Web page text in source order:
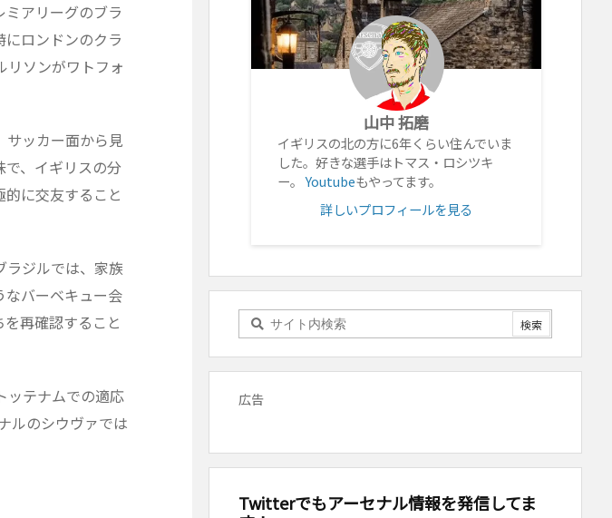
ミアリーグのブラ
ロンドンのクラ
リソンがワトフォ
サッカー面から見
、イギリスの分
に交友すること
ラジルでは、家族
なバーベキュー会
再確認すること
ッテナムでの適応
ルのシウヴァでは
山中 拓磨
イギリスの北の方に6年くらい住んでいま
した。好きな選手はトマス・ロシツキ
ー。Youtubeもやってます。
詳しいプロフィールを見る
広告
Twitterでもアーセナル情報を発信してま